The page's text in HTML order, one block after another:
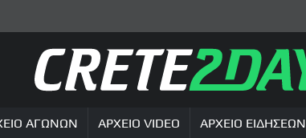
ΑΓΩΝΩΝ ΑΡΧΕΙΟ VIDEO ΑΡΧΕΙΟ ΕΙΔΗΣΕΩΝ